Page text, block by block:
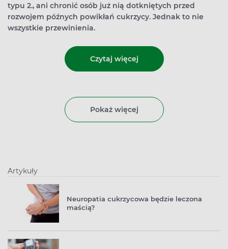
typu 2., ani chronić osób już nią dotkniętych przed
rozwojem późnych powikłań cukrzycy. Jednak to nie
wszystkie przewinienia.
Czytaj więcej
Pokaż więcej
Artykuły
Neuropatia cukrzycowa będzie leczona
maścią?